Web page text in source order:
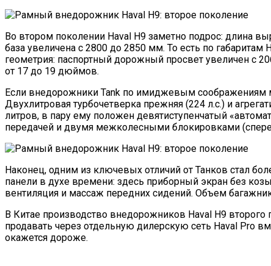
Во втором поколении Haval H9 заметно подрос: длина
база увеличена с 2800 до 2850 мм. То есть по
геометрия: паспортный дорожный просвет увеличен с
от 17 до 19 дюймов.
Если внедорожники Tank по имиджевым соображениям
Двухлитровая турбочетверка прежняя (224 л.с.) и
литров, в пару ему положен девятиступенчатый
передачей и двумя межколесными блокировками
Наконец, одним из ключевых отличий от Танков стал
панели в духе времени: здесь приборный экран без
вентиляция и массаж передних сидений. Объем
В Китае производство внедорожников Haval H9
продавать через отдельную дилерскую сеть Haval Pro
окажется дороже.